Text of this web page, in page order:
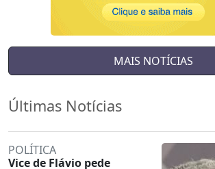
MAIS NOTÍCIAS
Últimas Notícias
POLÍTICA
Vice de Flávio pede